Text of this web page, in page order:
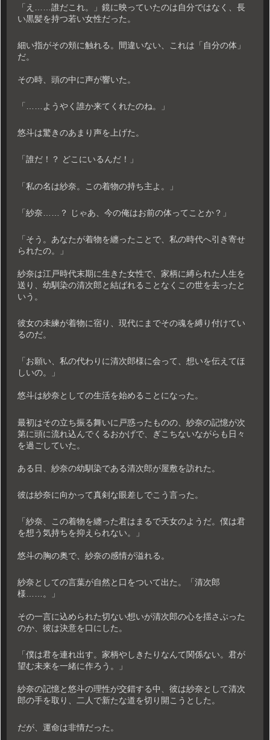
「え……誰だこれ。」鏡に映っていたのは自分ではなく、長
い黒髪を持つ若い女性だった。
細い指がその頬に触れる。間違いない、これは「自分の体」
だ。
その時、頭の中に声が響いた。
「……ようやく誰か来てくれたのね。」
悠斗は驚きのあまり声を上げた。
「誰だ！？ どこにいるんだ！」
「私の名は紗奈。この着物の持ち主よ。」
「紗奈……？ じゃあ、今の俺はお前の体ってことか？」
「そう。あなたが着物を纏ったことで、私の時代へ引き寄せ
られたの。」
紗奈は江戸時代末期に生きた女性で、家柄に縛られた人生を
送り、幼馴染の清次郎と結ばれることなくこの世を去ったと
いう。
彼女の未練が着物に宿り、現代にまでその魂を縛り付けてい
るのだ。
「お願い、私の代わりに清次郎様に会って、想いを伝えてほ
しいの。」
悠斗は紗奈としての生活を始めることになった。
最初はその立ち振る舞いに戸惑ったものの、紗奈の記憶が次
第に頭に流れ込んでくるおかげで、ぎこちないながらも日々
を過ごしていた。
ある日、紗奈の幼馴染である清次郎が屋敷を訪れた。
彼は紗奈に向かって真剣な眼差しでこう言った。
「紗奈、この着物を纏った君はまるで天女のようだ。僕は君
を想う気持ちを抑えられない。」
悠斗の胸の奥で、紗奈の感情が溢れる。
紗奈としての言葉が自然と口をついて出た。「清次郎
様……。」
その一言に込められた切ない想いが清次郎の心を揺さぶった
のか、彼は決意を口にした。
「僕は君を連れ出す。家柄やしきたりなんて関係ない。君が
望む未来を一緒に作ろう。」
紗奈の記憶と悠斗の理性が交錯する中、彼は紗奈として清次
郎の手を取り、二人で新たな道を切り開こうとした。
だが、運命は非情だった。